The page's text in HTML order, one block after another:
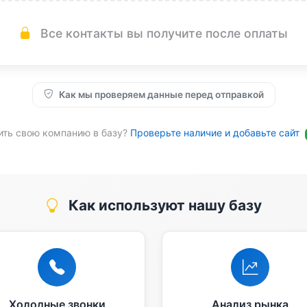
Все контакты вы получите после оплаты
Как мы проверяем данные перед отправкой
свою компанию в базу? Проверьте наличие и добавьте сайт
Как используют нашу базу
Холодные звонки Анализ рынка